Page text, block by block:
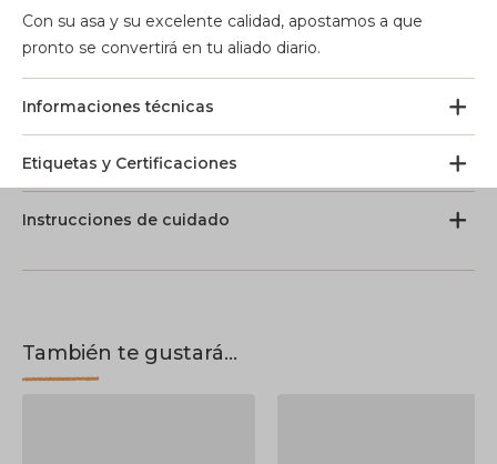
Con su asa y su excelente calidad, apostamos a que
pronto se convertirá en tu aliado diario.
Informaciones técnicas
Etiquetas y Certificaciones
Instrucciones de cuidado
También te gustará...